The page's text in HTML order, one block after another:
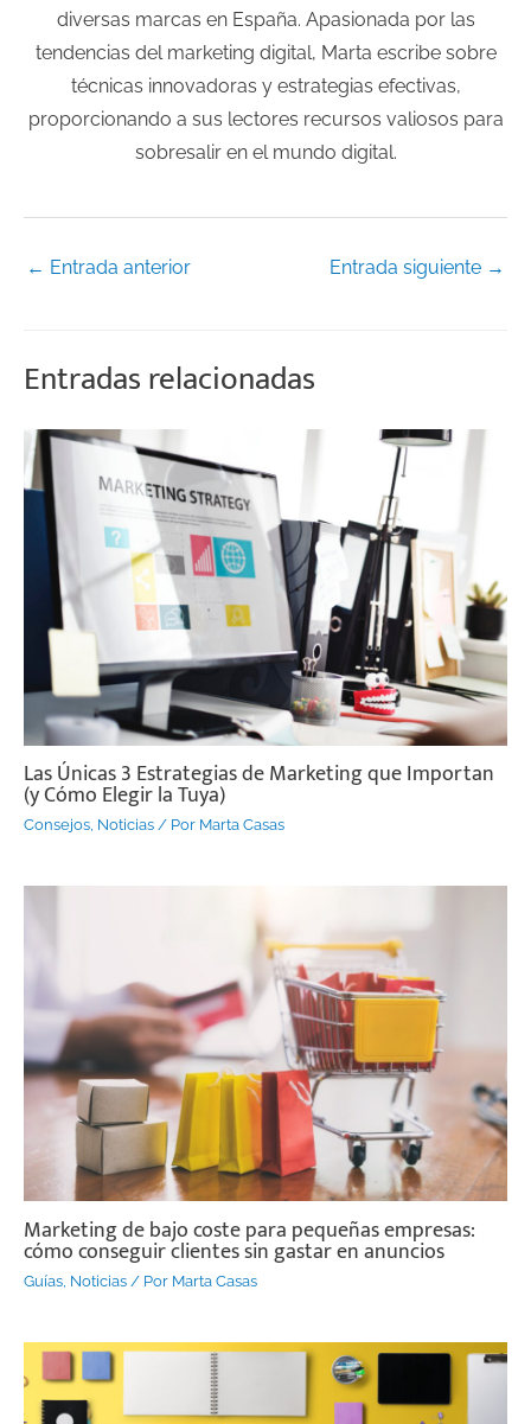
diversas marcas en España. Apasionada por las
tendencias del marketing digital, Marta escribe sobre
técnicas innovadoras y estrategias efectivas,
proporcionando a sus lectores recursos valiosos para
sobresalir en el mundo digital.
← Entrada anterior Entrada siguiente →
Entradas relacionadas
Las Únicas 3 Estrategias de Marketing que Importan
(y Cómo Elegir la Tuya)
Consejos, Noticias / Por Marta Casas
Marketing de bajo coste para pequeñas empresas:
cómo conseguir clientes sin gastar en anuncios
Guías, Noticias / Por Marta Casas